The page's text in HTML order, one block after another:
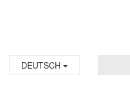
DEUTSCH